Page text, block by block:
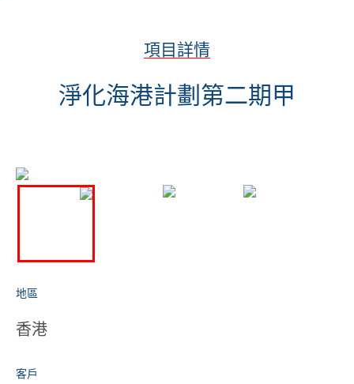
項目詳情
淨化海港計劃第二期甲
地區
香港
客戶